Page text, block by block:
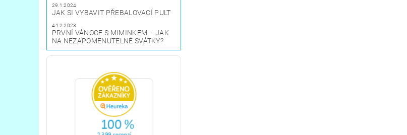
29.1.2024
JAK SI VYBAVIT PŘEBALOVACÍ PULT
4.12.2023
PRVNÍ VÁNOCE S MIMINKEM – JAK
NA NEZAPOMENUTELNÉ SVÁTKY?